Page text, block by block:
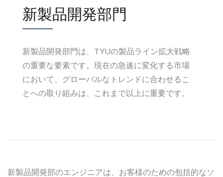
新製品開発部門
新製品開発部門は、TYUの製品ライン拡大戦略
の重要な要素です。現在の急速に変化する市場
において、グローバルなトレンドに合わせるこ
とへの取り組みは、これまで以上に重要です。
新製品開発部のエンジニアは、お客様のための包括的なソ